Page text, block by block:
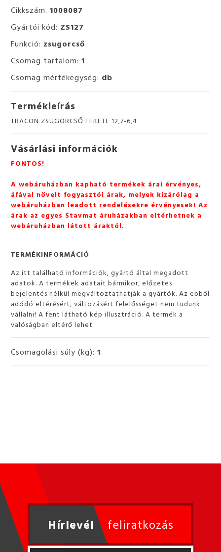
Cikkszám:1008087
Gyártói kód: ZS127
Funkció: zsugorcső
Csomag tartalom:1
Csomag mértékegység: db
Termékleírás
TRACON ZSUGORCSŐ FEKETE 12,7-6,4
Vásárlási információk
FONTOS!
A webáruházban kapható termékek árai érvényes,
áfával növelt fogyasztói árak, melyek kizárólag a
webáruházban leadott rendelésekre érvényesek! Az
árak az egyes Stavmat áruházakban eltérhetnek a
webáruházban látott áraktól.
TERMÉKINFORMÁCIÓ
Az itt található információk, gyártó által megadott
adatok. A termékek adatait bármikor, előzetes
bejelentés nélkül megváltoztathatják a gyártók. Az ebből
adódó eltérésért, változásért felelősséget nem tudunk
vállalni! A fent látható kép illusztráció. A termék a
valóságban eltérő lehet
Csomagolási súly (kg):1
Hírlevél feliratkozás